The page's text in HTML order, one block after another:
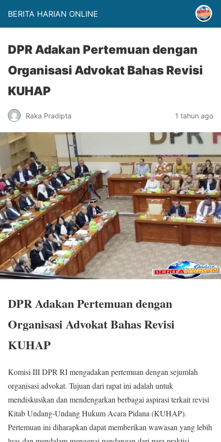
BERITA HARIAN ONLINE
DPR Adakan Pertemuan dengan
Organisasi Advokat Bahas Revisi
KUHAP
Raka Pradipta 1 tahun ago
DPR Adakan Pertemuan dengan
Organisasi Advokat Bahas Revisi
KUHAP
Komisi III DPR RI mengadakan pertemuan dengan sejumlah
organisasi advokat. Tujuan dari rapat ini adalah untuk
mendiskusikan dan mendengarkan berbagai aspirasi terkait revisi
Kitab Undang-Undang Hukum Acara Pidana (KUHAP).
Pertemuan ini diharapkan dapat memberikan wawasan yang lebih